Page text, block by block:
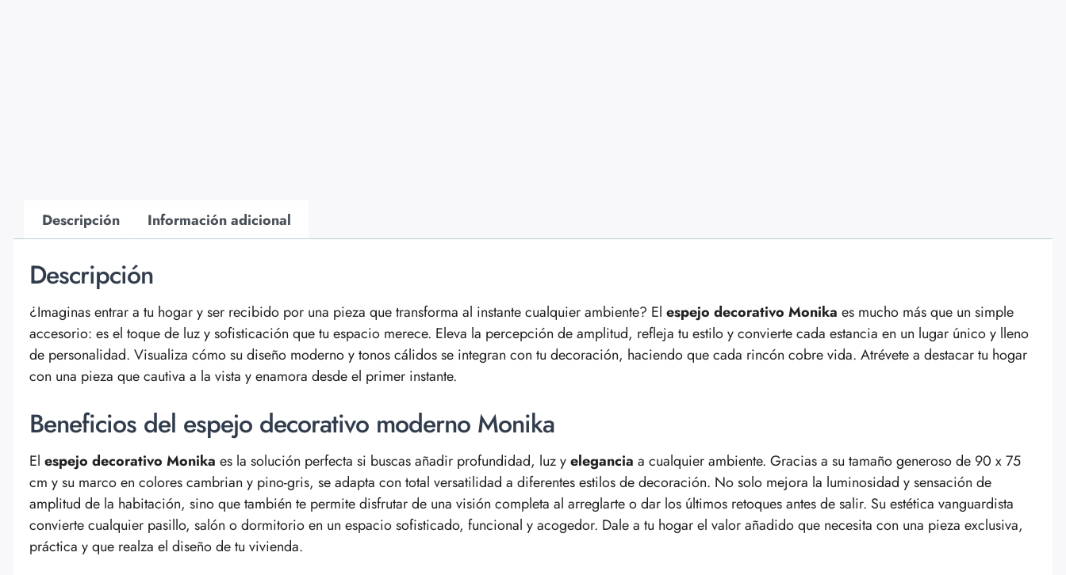
Descripción Información adicional
Descripción
¿Imaginas entrar a tu hogar y ser recibido por una pieza que transforma al instante cualquier ambiente? El espejo decorativo Monika es mucho más que un simple
accesorio: es el toque de luz y sofisticación que tu espacio merece. Eleva la percepción de amplitud, refleja tu estilo y convierte cada estancia en un lugar único y lleno
de personalidad. Visualiza cómo su diseño moderno y tonos cálidos se integran con tu decoración, haciendo que cada rincón cobre vida. Atrévete a destacar tu hogar
con una pieza que cautiva a la vista y enamora desde el primer instante.
Beneficios del espejo decorativo moderno Monika
El espejo decorativo Monika es la solución perfecta si buscas añadir profundidad, luz yelegancia a cualquier ambiente. Gracias a su tamaño generoso de 90 x 75
cm y su marco en colores cambrian y pino-gris, se adapta con total versatilidad a diferentes estilos de decoración. No solo mejora la luminosidad y sensación de
amplitud de la habitación, sino que también te permite disfrutar de una visión completa al arreglarte o dar los últimos retoques antes de salir. Su estética vanguardista
convierte cualquier pasillo, salón o dormitorio en un espacio sofisticado, funcional y acogedor. Dale a tu hogar el valor añadido que necesita con una pieza exclusiva,
práctica y que realza el diseño de tu vivienda.